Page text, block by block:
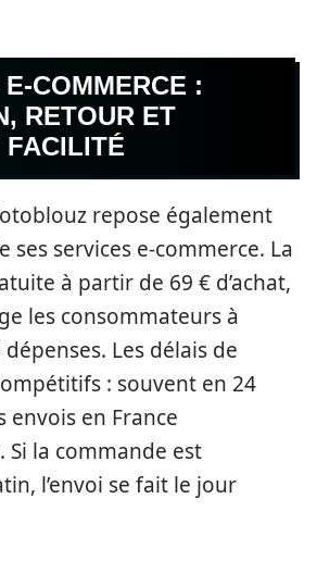
COMMERCE :
RETOUR ET
FACILITÉ
repose également
ses services e-commerce. La
à partir de 69 € d’achat,
les consommateurs à
Les délais de
: souvent en 24
envois en France
la commande est
l’envoi se fait le jour